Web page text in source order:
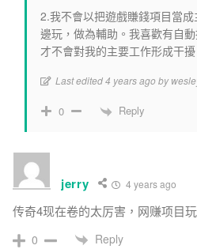
2.我不會以把遊戲賺錢項目當
邊玩，做為輔助。我喜歡有自
才不會對我的主要工作形成干
Last edited 4 years ago by
0 Reply
jerry 4 years ago
传奇4现在卷的太厉害，网赚项目
0 Reply